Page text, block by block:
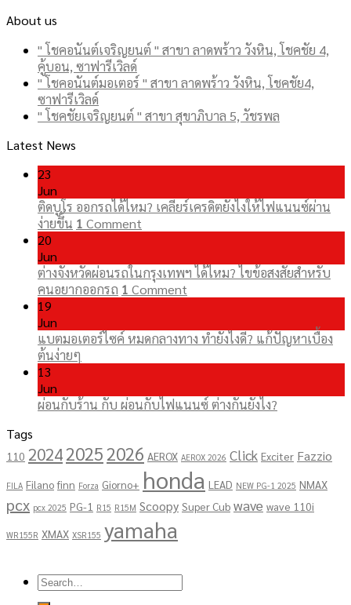
About us
" โชคอนันต์เจริญยนต์ " สาขา ลาดพร้าว วังหิน, โชคชัย 4,
คู้บอน, ซาฟารีเวิลด์
" โชคอนันต์มอเตอร์ " สาขา ลาดพร้าว วังหิน, โชคชัย4,
ซาฟารีเวิลด์
" โชคชัยเจริญยนต์ " สาขา สุขาภิบาล 5, วัชรพล
Latest News
23
Jun
ติดบูโร ออกรถได้ไหม? เคลียร์เครดิตยังไงให้ไฟแนนซ์ผ่าน
ง่ายขึ้น 1 Comment
20
Jun
ต่างจังหวัดผ่อนรถในกรุงเทพฯ ได้ไหม? ไขข้อสงสัยสำหรับ
คนอยากออกรถ 1 Comment
19
Jun
แบตมอเตอร์ไซค์ หมดกลางทาง ทำยังไงดี? แก้ปัญหาเบื้อง
ต้นง่ายๆ
13
Jun
ผ่อนกับร้าน กับ ผ่อนกับไฟแนนซ์ ต่างกันยังไง?
Tags
110 202420252026 AEROX AEROX 2026 Click Exciter Fazzio
FILA Filano finn Forza Giorno+ honda LEAD NEW PG-1 2025 NMAX
pcx pcx 2025 PG-1 R15 R15M Scoopy Super Cub wave wave 110i
WR155R XMAX XSR155 yamaha
Search
for: